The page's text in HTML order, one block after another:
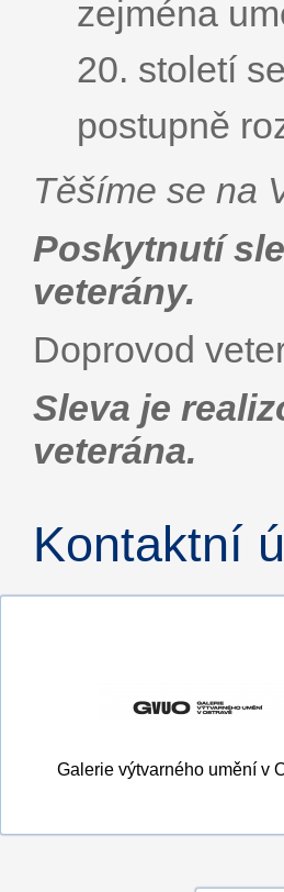
zejména
20. století
postupně
Těšíme se na
Poskytnutí
veterány.
Doprovod
Sleva je
veterána.
Kontaktní
Galerie výtvarného umění v